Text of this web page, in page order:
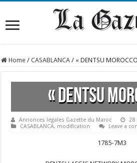
Home / CASABLANCA / « DENTSU
« DENTSU
Annonces légales Gazette du Maroc
28
CASABLANCA, modification Leave a
1785-7M3